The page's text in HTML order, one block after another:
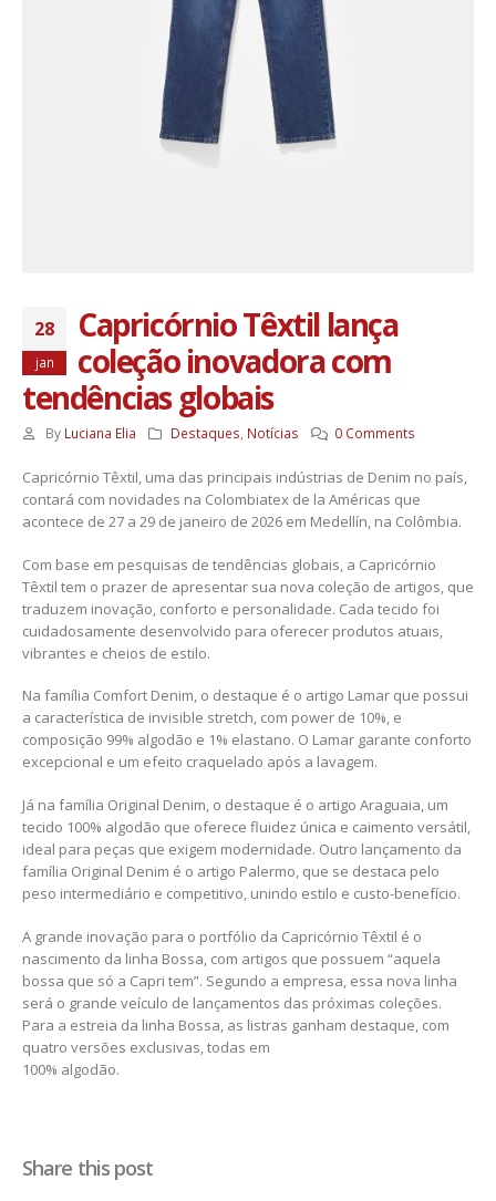
28
jan
Capricórnio Têxtil lança
coleção inovadora com
tendências globais
By Luciana Elia Destaques, Notícias 0 Comments
Capricórnio Têxtil, uma das principais indústrias de Denim no país,
contará com novidades na Colombiatex de la Américas que
acontece de 27 a 29 de janeiro de 2026 em Medellín, na Colômbia.
Com base em pesquisas de tendências globais, a Capricórnio
Têxtil tem o prazer de apresentar sua nova coleção de artigos, que
traduzem inovação, conforto e personalidade. Cada tecido foi
cuidadosamente desenvolvido para oferecer produtos atuais,
vibrantes e cheios de estilo.
Na família Comfort Denim, o destaque é o artigo Lamar que possui
a característica de invisible stretch, com power de 10%, e
composição 99% algodão e 1% elastano. O Lamar garante conforto
excepcional e um efeito craquelado após a lavagem.
Já na família Original Denim, o destaque é o artigo Araguaia, um
tecido 100% algodão que oferece fluidez única e caimento versátil,
ideal para peças que exigem modernidade. Outro lançamento da
família Original Denim é o artigo Palermo, que se destaca pelo
peso intermediário e competitivo, unindo estilo e custo-benefício.
A grande inovação para o portfólio da Capricórnio Têxtil é o
nascimento da linha Bossa, com artigos que possuem “aquela
bossa que só a Capri tem”. Segundo a empresa, essa nova linha
será o grande veículo de lançamentos das próximas coleções.
Para a estreia da linha Bossa, as listras ganham destaque, com
quatro versões exclusivas, todas em
100% algodão.
Share this post